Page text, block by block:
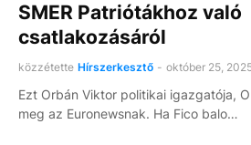
SMER Patriótákhoz való
csatlakozásáról
közzétette Hírszerkesztő - október 25,
Ezt Orbán Viktor politikai igazgatója,
meg az Euronewsnak. Ha Fico balo…